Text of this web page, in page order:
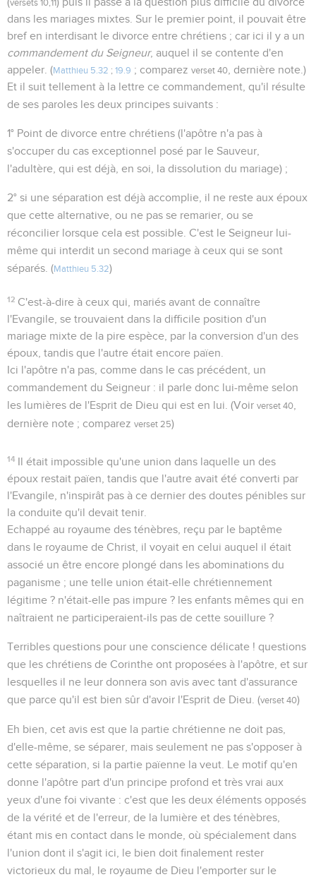
versets 10,11
dans les mariages mixtes. Sur le premier point, il pouvait être
bref en interdisant le divorce entre chrétiens ; car ici il y a un
commandement du Seigneur, auquel il se contente d'en
appeler. (Matthieu 5.32 ; 19.9 ; comparez verset 40
, dernière note.)
Et il suit tellement à la lettre ce commandement, qu'il résulte
de ses paroles les deux principes suivants :
1° Point de divorce entre chrétiens (l'apôtre n'a pas à
s'occuper du cas exceptionnel posé par le Sauveur,
l'adultère, qui est déjà, en soi, la dissolution du mariage) ;
2° si une séparation est déjà accomplie, il ne reste aux époux
que cette alternative, ou ne pas se remarier, ou se
réconcilier lorsque cela est possible. C'est le Seigneur lui-
même qui interdit un second mariage à ceux qui se sont
séparés. (Matthieu 5.32)
12 C'est-à-dire à ceux qui, mariés avant de connaître
l'Evangile, se trouvaient dans la difficile position d'un
mariage mixte de la pire espèce, par la conversion d'un des
époux, tandis que l'autre était encore païen.
Ici l'apôtre n'a pas, comme dans le cas précédent, un
commandement du Seigneur : il parle donc lui-même selon
les lumières de l'Esprit de Dieu qui est en lui. (Voir verset 40
dernière note ; comparez verset 25)
14 Il était impossible qu'une union dans laquelle un des
époux restait païen, tandis que l'autre avait été converti par
l'Evangile, n'inspirât pas à ce dernier des doutes pénibles sur
la conduite qu'il devait tenir.
Echappé au royaume des ténèbres, reçu par le baptême
dans le royaume de Christ, il voyait en celui auquel il était
associé un être encore plongé dans les abominations du
paganisme ; une telle union était-elle chrétiennement
légitime ? n'était-elle pas impure ? les enfants mêmes qui en
naîtraient ne participeraient-ils pas de cette souillure ?
Terribles questions pour une conscience délicate ! questions
que les chrétiens de Corinthe ont proposées à l'apôtre, et sur
lesquelles il ne leur donnera son avis avec tant d'assurance
que parce qu'il est bien sûr d'avoir l'Esprit de Dieu. (verset 40)
Eh bien, cet avis est que la partie chrétienne ne doit pas,
d'elle-même, se séparer, mais seulement ne pas s'opposer à
cette séparation, si la partie païenne la veut. Le motif qu'en
donne l'apôtre part d'un principe profond et très vrai aux
yeux d'une foi vivante : c'est que les deux éléments opposés
de la vérité et de l'erreur, de la lumière et des ténèbres,
étant mis en contact dans le monde, où spécialement dans
l'union dont il s'agit ici, le bien doit finalement rester
victorieux du mal, le royaume de Dieu l'emporter sur le